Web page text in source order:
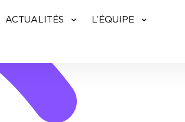
ACTUALITÉS L’ÉQUIPE